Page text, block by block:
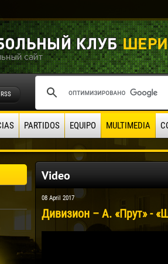
RSS
PARTIDOS EQUIPO MULTIMEDIA
Video
08 April 2017
Дивизион – А. «Прут» -